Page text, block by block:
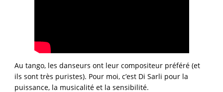
Au tango, les danseurs ont leur compositeur préféré (et
ils sont très puristes). Pour moi, c’est Di Sarli pour la
puissance, la musicalité et la sensibilité.